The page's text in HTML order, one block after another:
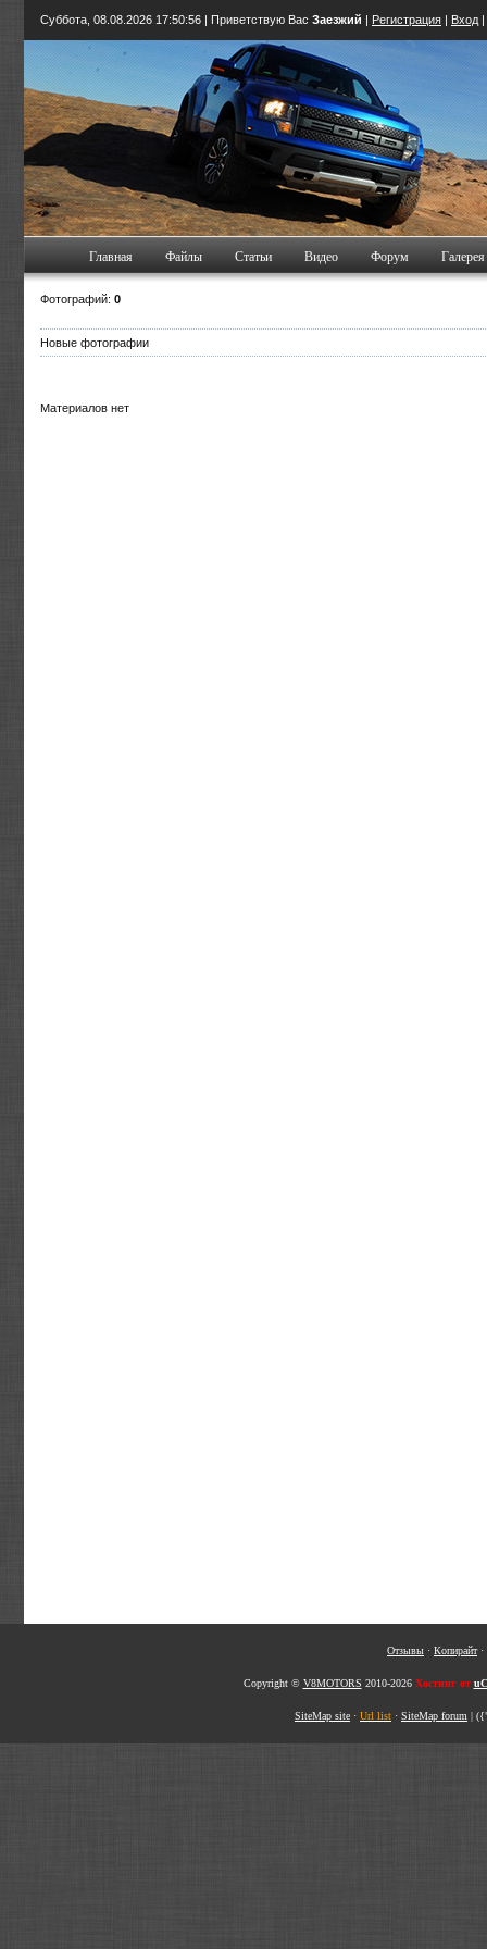
Суббота, 08.08.2026 17:50:56 | Приветствую Вас Заезжий | Регистрация | Вход |
Главная Файлы Статьи Видео Форум Галерея
Фотографий: 0
Новые фотографии
Материалов нет
Отзывы · Копирайт·
Copyright © V8MOTORS 2010-2026 Хостинг от
SiteMap site · Url list · SiteMap forum |